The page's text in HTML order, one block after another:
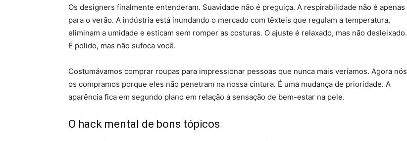
Os designers finalmente entenderam. Suavidade não é preguiça. A respirabilidade não é apenas
para o verão. A indústria está inundando o mercado com têxteis que regulam a temperatura,
eliminam a umidade e esticam sem romper as costuras. O ajuste é relaxado, mas não desleixado.
É polido, mas não sufoca você.
Costumávamos comprar roupas para impressionar pessoas que nunca mais veríamos. Agora nós
os compramos porque eles não penetram na nossa cintura. É uma mudança de prioridade. A
aparência fica em segundo plano em relação à sensação de bem-estar na pele.
O hack mental de bons tópicos